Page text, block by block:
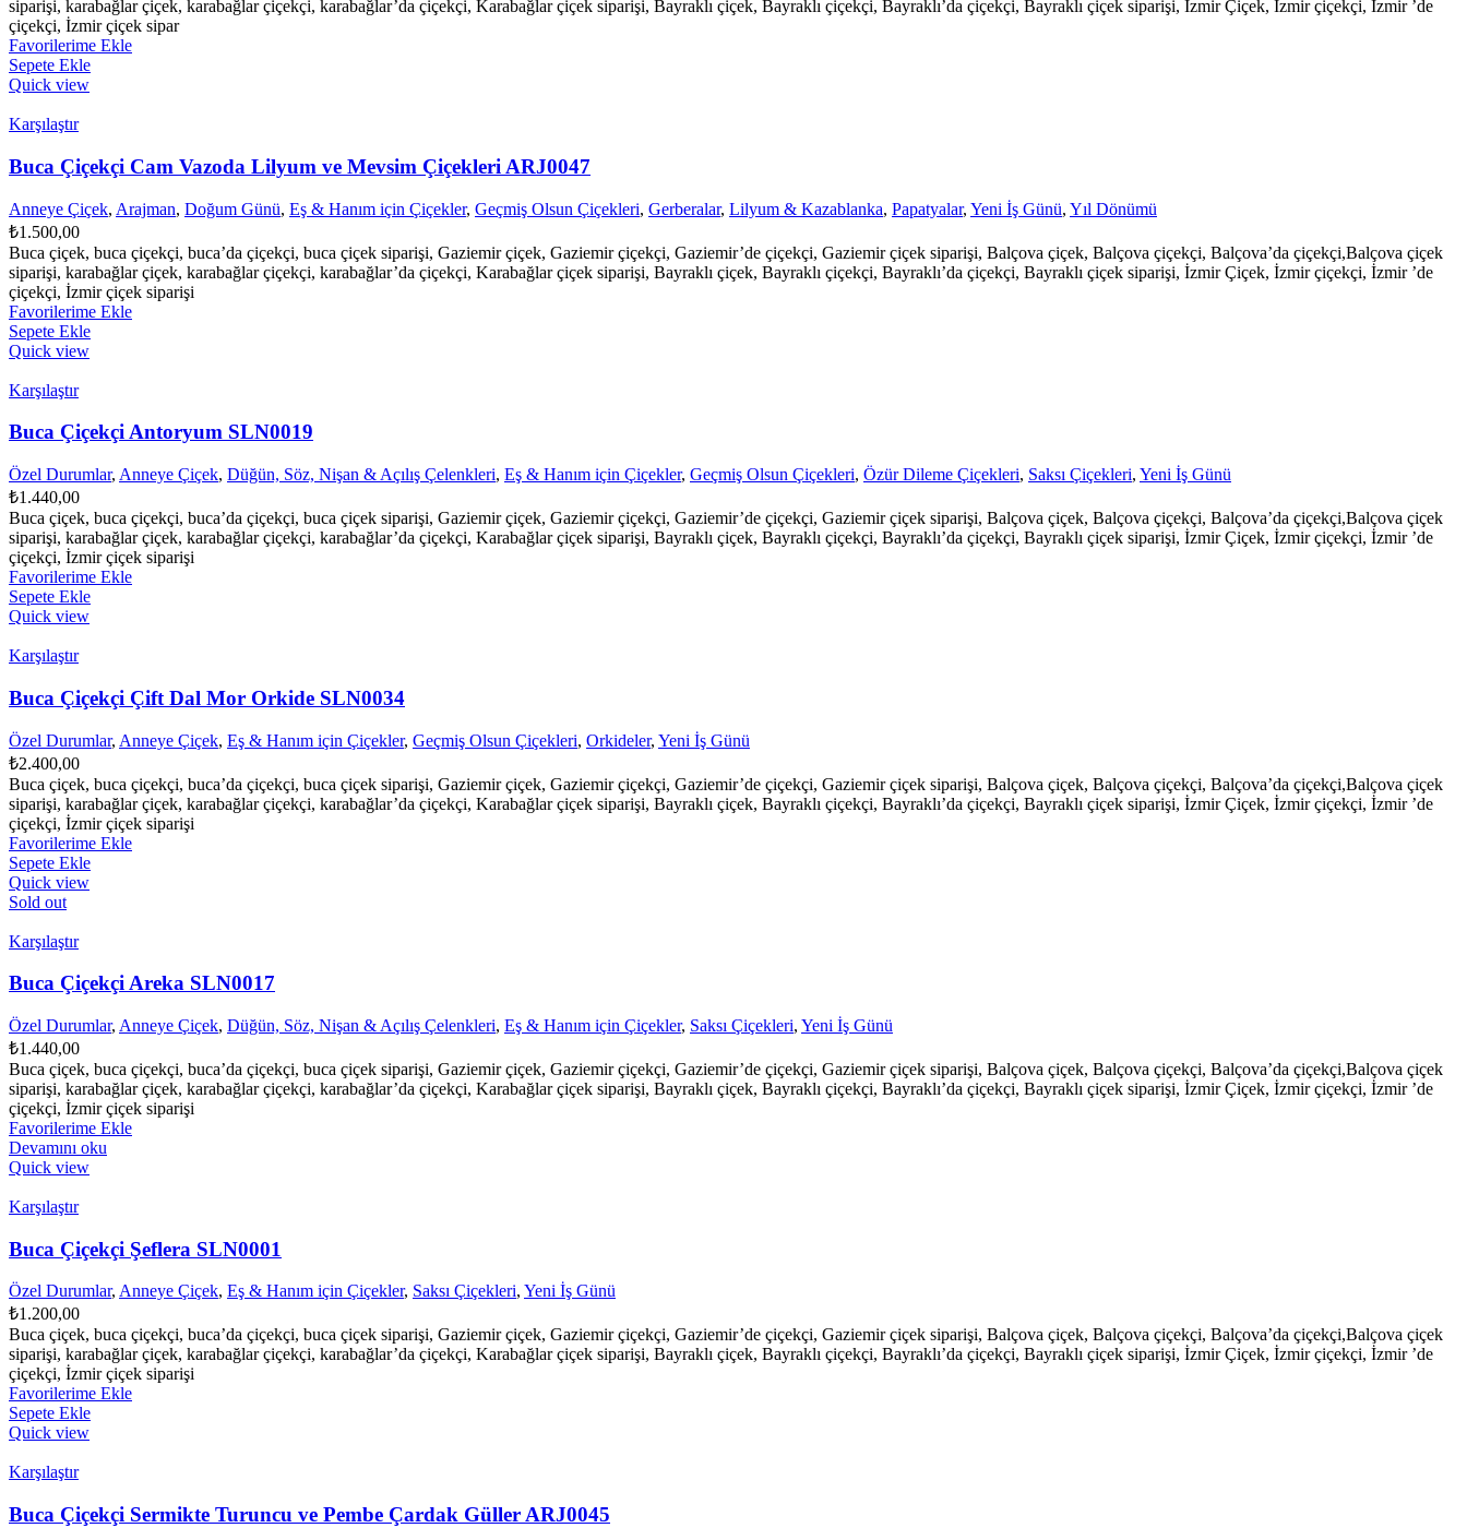
siparişi, karabağlar çiçek, karabağlar çiçekçi, karabağlar’da çiçekçi, Karabağlar çiçek siparişi, Bayraklı çiçek, Bayraklı çiçekçi, Bayraklı’da çiçekçi, Bayraklı çiçek siparişi, İzmir Çiçek, İzmir çiçekçi, İzmir ’de
çiçekçi, İzmir çiçek sipar
Favorilerime Ekle
Sepete Ekle
Quick view
Karşılaştır
Buca Çiçekçi Cam Vazoda Lilyum ve Mevsim Çiçekleri ARJ0047
Anneye Çiçek, Arajman, Doğum Günü, Eş & Hanım için Çiçekler, Geçmiş Olsun Çiçekleri, Gerberalar, Lilyum & Kazablanka, Papatyalar, Yeni İş Günü, Yıl Dönümü
₺1.500,00
Buca çiçek, buca çiçekçi, buca’da çiçekçi, buca çiçek siparişi, Gaziemir çiçek, Gaziemir çiçekçi, Gaziemir’de çiçekçi, Gaziemir çiçek siparişi, Balçova çiçek, Balçova çiçekçi, Balçova’da çiçekçi,Balçova çiçek
siparişi, karabağlar çiçek, karabağlar çiçekçi, karabağlar’da çiçekçi, Karabağlar çiçek siparişi, Bayraklı çiçek, Bayraklı çiçekçi, Bayraklı’da çiçekçi, Bayraklı çiçek siparişi, İzmir Çiçek, İzmir çiçekçi, İzmir ’de
çiçekçi, İzmir çiçek siparişi
Favorilerime Ekle
Sepete Ekle
Quick view
Karşılaştır
Buca Çiçekçi Antoryum SLN0019
Özel Durumlar, Anneye Çiçek, Düğün, Söz, Nişan & Açılış Çelenkleri, Eş & Hanım için Çiçekler, Geçmiş Olsun Çiçekleri, Özür Dileme Çiçekleri, Saksı Çiçekleri, Yeni İş Günü
₺1.440,00
Buca çiçek, buca çiçekçi, buca’da çiçekçi, buca çiçek siparişi, Gaziemir çiçek, Gaziemir çiçekçi, Gaziemir’de çiçekçi, Gaziemir çiçek siparişi, Balçova çiçek, Balçova çiçekçi, Balçova’da çiçekçi,Balçova çiçek
siparişi, karabağlar çiçek, karabağlar çiçekçi, karabağlar’da çiçekçi, Karabağlar çiçek siparişi, Bayraklı çiçek, Bayraklı çiçekçi, Bayraklı’da çiçekçi, Bayraklı çiçek siparişi, İzmir Çiçek, İzmir çiçekçi, İzmir ’de
çiçekçi, İzmir çiçek siparişi
Favorilerime Ekle
Sepete Ekle
Quick view
Karşılaştır
Buca Çiçekçi Çift Dal Mor Orkide SLN0034
Özel Durumlar, Anneye Çiçek, Eş & Hanım için Çiçekler, Geçmiş Olsun Çiçekleri, Orkideler, Yeni İş Günü
₺2.400,00
Buca çiçek, buca çiçekçi, buca’da çiçekçi, buca çiçek siparişi, Gaziemir çiçek, Gaziemir çiçekçi, Gaziemir’de çiçekçi, Gaziemir çiçek siparişi, Balçova çiçek, Balçova çiçekçi, Balçova’da çiçekçi,Balçova çiçek
siparişi, karabağlar çiçek, karabağlar çiçekçi, karabağlar’da çiçekçi, Karabağlar çiçek siparişi, Bayraklı çiçek, Bayraklı çiçekçi, Bayraklı’da çiçekçi, Bayraklı çiçek siparişi, İzmir Çiçek, İzmir çiçekçi, İzmir ’de
çiçekçi, İzmir çiçek siparişi
Favorilerime Ekle
Sepete Ekle
Quick view
Sold out
Karşılaştır
Buca Çiçekçi Areka SLN0017
Özel Durumlar, Anneye Çiçek, Düğün, Söz, Nişan & Açılış Çelenkleri, Eş & Hanım için Çiçekler, Saksı Çiçekleri, Yeni İş Günü
₺1.440,00
Buca çiçek, buca çiçekçi, buca’da çiçekçi, buca çiçek siparişi, Gaziemir çiçek, Gaziemir çiçekçi, Gaziemir’de çiçekçi, Gaziemir çiçek siparişi, Balçova çiçek, Balçova çiçekçi, Balçova’da çiçekçi,Balçova çiçek
siparişi, karabağlar çiçek, karabağlar çiçekçi, karabağlar’da çiçekçi, Karabağlar çiçek siparişi, Bayraklı çiçek, Bayraklı çiçekçi, Bayraklı’da çiçekçi, Bayraklı çiçek siparişi, İzmir Çiçek, İzmir çiçekçi, İzmir ’de
çiçekçi, İzmir çiçek siparişi
Favorilerime Ekle
Devamını oku
Quick view
Karşılaştır
Buca Çiçekçi Şeflera SLN0001
Özel Durumlar, Anneye Çiçek, Eş & Hanım için Çiçekler, Saksı Çiçekleri, Yeni İş Günü
₺1.200,00
Buca çiçek, buca çiçekçi, buca’da çiçekçi, buca çiçek siparişi, Gaziemir çiçek, Gaziemir çiçekçi, Gaziemir’de çiçekçi, Gaziemir çiçek siparişi, Balçova çiçek, Balçova çiçekçi, Balçova’da çiçekçi,Balçova çiçek
siparişi, karabağlar çiçek, karabağlar çiçekçi, karabağlar’da çiçekçi, Karabağlar çiçek siparişi, Bayraklı çiçek, Bayraklı çiçekçi, Bayraklı’da çiçekçi, Bayraklı çiçek siparişi, İzmir Çiçek, İzmir çiçekçi, İzmir ’de
çiçekçi, İzmir çiçek siparişi
Favorilerime Ekle
Sepete Ekle
Quick view
Karşılaştır
Buca Çiçekçi Sermikte Turuncu ve Pembe Çardak Güller ARJ0045